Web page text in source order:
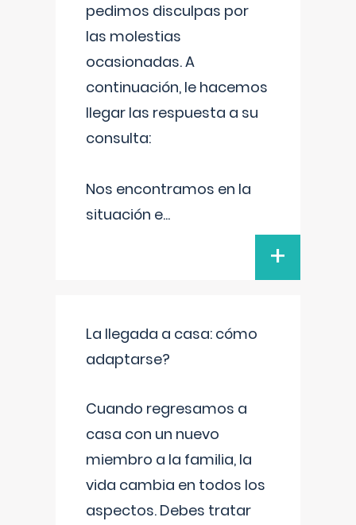
pedimos disculpas por
las molestias
ocasionadas. A
continuación, le hacemos
llegar las respuesta a su
consulta:
Nos encontramos en la
situación e...
+
La llegada a casa: cómo
adaptarse?
Cuando regresamos a
casa con un nuevo
miembro a la familia, la
vida cambia en todos los
aspectos. Debes tratar